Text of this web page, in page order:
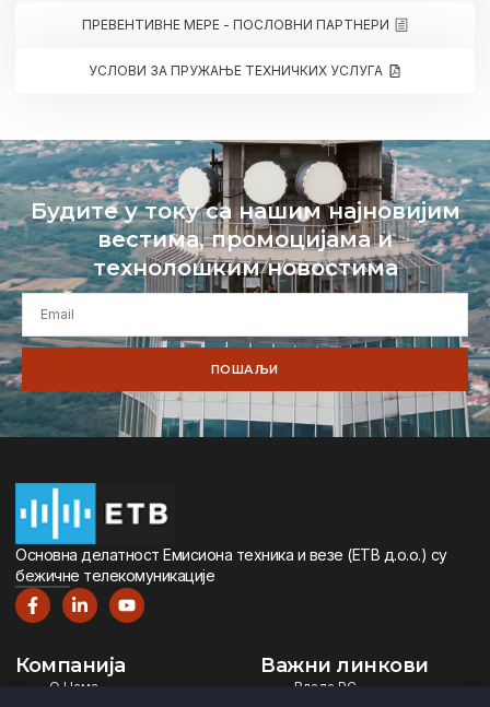
ПРЕВЕНТИВНЕ МЕРЕ - ПОСЛОВНИ ПАРТНЕРИ
УСЛОВИ ЗА ПРУЖАЊЕ ТЕХНИЧКИХ УСЛУГА
Будите у току са нашим најновијим
вестима, промоцијама и
технолошким новостима
ПОШАЉИ
Oсновна дeлатност Eмисиона тeхника и вeзe (ETВ д.о.о.) су
бeжичнe тeлeкомуникацијe
Компанија
О Нама
Важни линкови
Влада РС